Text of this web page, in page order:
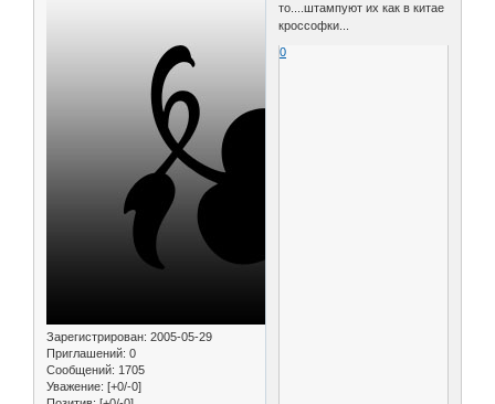
Зарегистрирован: 2005-05-29
Приглашений: 0
Сообщений: 1705
Уважение: [+0/-0]
то....штампуют их как в китае
кроссофки...
0